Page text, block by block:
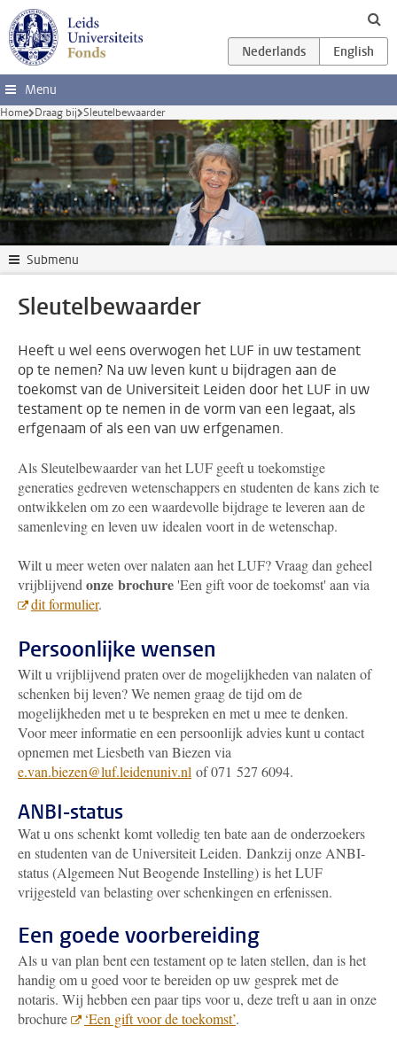
Ga direct naar de inhoud
Menu
Home Draag bij Sleutelbewaarder
Submenu
Sleutelbewaarder
Heeft u wel eens overwogen het LUF in uw testament
op te nemen? Na uw leven kunt u bijdragen aan de
toekomst van de Universiteit Leiden door het LUF in uw
testament op te nemen in de vorm van een legaat, als
erfgenaam of als een van uw erfgenamen.
Als Sleutelbewaarder van het LUF geeft u toekomstige
generaties gedreven wetenschappers en studenten de kans zich te
ontwikkelen om zo een waardevolle bijdrage te leveren aan de
samenleving en leven uw idealen voort in de wetenschap.
Wilt u meer weten over nalaten aan het LUF? Vraag dan geheel
vrijblijvend onze brochure'Een gift voor de toekomst' aan via
dit formulier.
Persoonlijke wensen
Wilt u vrijblijvend praten over de mogelijkheden van nalaten of
schenken bij leven? We nemen graag de tijd om de
mogelijkheden met u te bespreken en met u mee te denken.
Voor meer informatie en een persoonlijk advies kunt u contact
opnemen met Liesbeth van Biezen via
e.van.biezen@luf.leidenuniv.nl of 071 527 6094.
ANBI-status
Wat u ons schenkt komt volledig ten bate aan de onderzoekers
en studenten van de Universiteit Leiden. Dankzij onze ANBI-
status (Algemeen Nut Beogende Instelling) is het LUF
vrijgesteld van belasting over schenkingen en erfenissen.
Een goede voorbereiding
Als u van plan bent een testament op te laten stellen, dan is het
handig om u goed voor te bereiden op uw gesprek met de
notaris. Wij hebben een paar tips voor u, deze treft u aan in onze
brochure
‘Een gift voor de toekomst’.